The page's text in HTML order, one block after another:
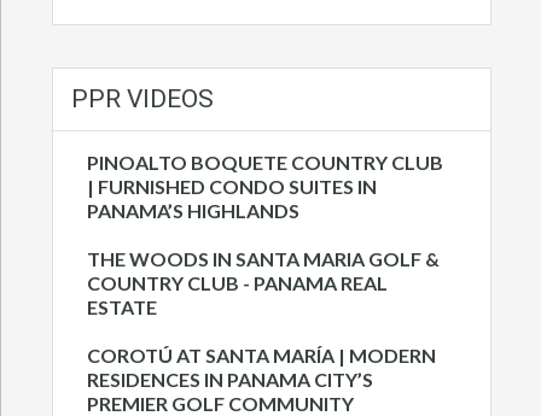
PPR VIDEOS
PINOALTO BOQUETE COUNTRY CLUB
| FURNISHED CONDO SUITES IN
PANAMA’S HIGHLANDS
THE WOODS IN SANTA MARIA GOLF &
COUNTRY CLUB - PANAMA REAL
ESTATE
COROTÚ AT SANTA MARÍA | MODERN
RESIDENCES IN PANAMA CITY’S
PREMIER GOLF COMMUNITY